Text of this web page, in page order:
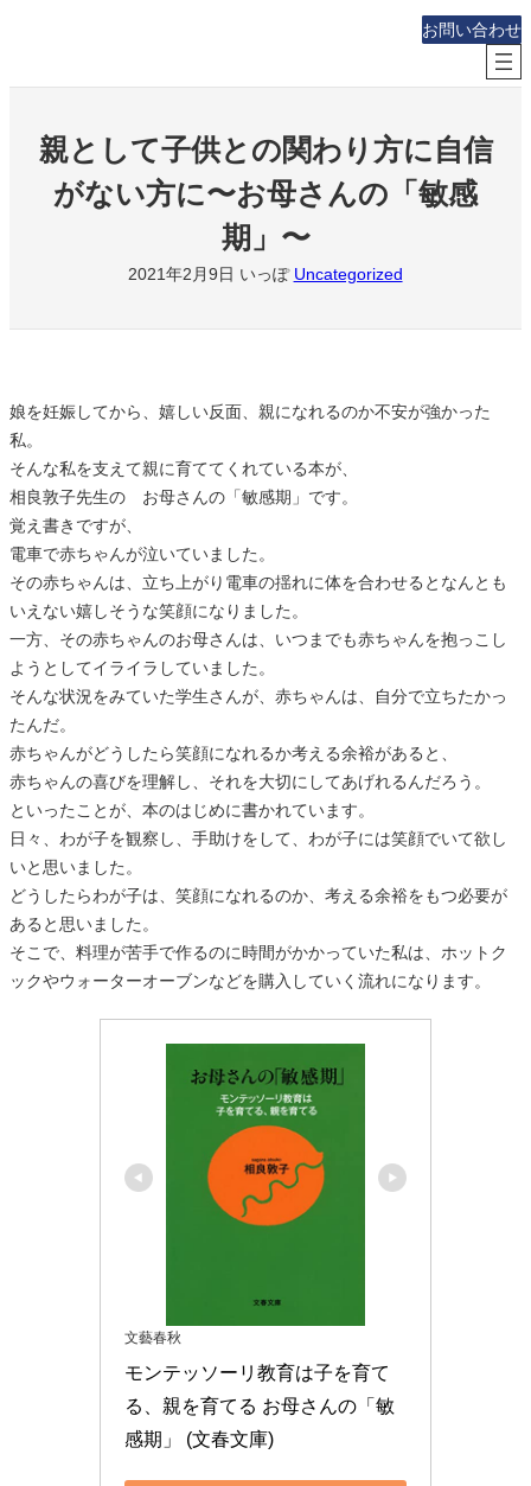
お問い合わせ
親として子供との関わり方に自信
がない方に〜お母さんの「敏感
期」〜
2021年2月9日 いっぽ Uncategorized
娘を妊娠してから、嬉しい反面、親になれるのか不安が強かった
私。
そんな私を支えて親に育ててくれている本が、
相良敦子先生の お母さんの「敏感期」です。
覚え書きですが、
電車で赤ちゃんが泣いていました。
その赤ちゃんは、立ち上がり電車の揺れに体を合わせるとなんとも
いえない嬉しそうな笑顔になりました。
一方、その赤ちゃんのお母さんは、いつまでも赤ちゃんを抱っこし
ようとしてイライラしていました。
そんな状況をみていた学生さんが、赤ちゃんは、自分で立ちたかっ
たんだ。
赤ちゃんがどうしたら笑顔になれるか考える余裕があると、
赤ちゃんの喜びを理解し、それを大切にしてあげれるんだろう。
といったことが、本のはじめに書かれています。
日々、わが子を観察し、手助けをして、わが子には笑顔でいて欲し
いと思いました。
どうしたらわが子は、笑顔になれるのか、考える余裕をもつ必要が
あると思いました。
そこで、料理が苦手で作るのに時間がかかっていた私は、ホットク
ックやウォーターオーブンなどを購入していく流れになります。
文藝春秋
モンテッソーリ教育は子を育て
る、親を育てる お母さんの「敏
感期」 (文春文庫)